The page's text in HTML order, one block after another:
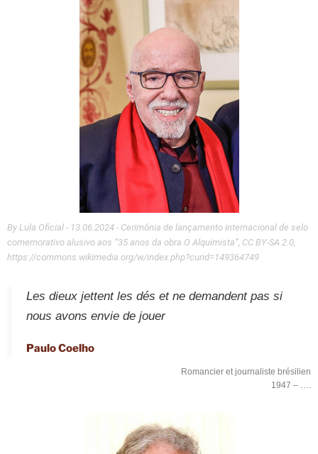
By Lula Oficial - 13.06.2024 - Cerimônia de lançamento internacional de selo
comemorativo alusivo aos “35 anos da obra O Alquimista”, CC BY-SA 2.0,
https://commons.wikimedia.org/w/index.php?curid=149364749
Les dieux jettent les dés et ne demandent pas si
nous avons envie de jouer
Paulo Coelho
Romancier et journaliste brésilien
1947 – ….